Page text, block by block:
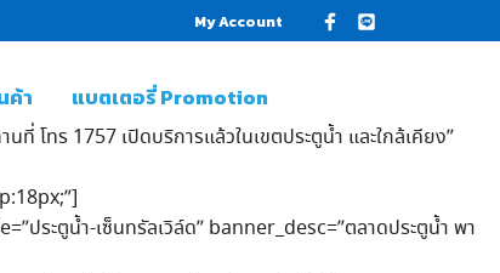
My Account
ค้า แบตเตอรี่ Promotion
ทร 1757 เปิดบริการแล้วในเขตประตูน้ำ และใกล้เคียง”
ระตูน้ำ-เซ็นทรัลเวิล์ด” banner_desc=”ตลาดประตูน้ำ พา